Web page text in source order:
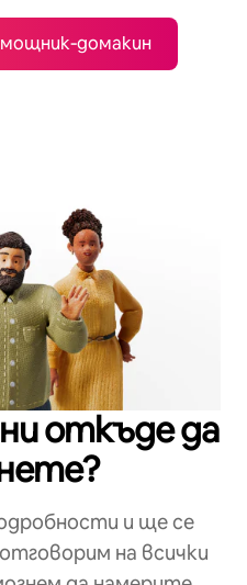
откъде да
и ще се
на всички